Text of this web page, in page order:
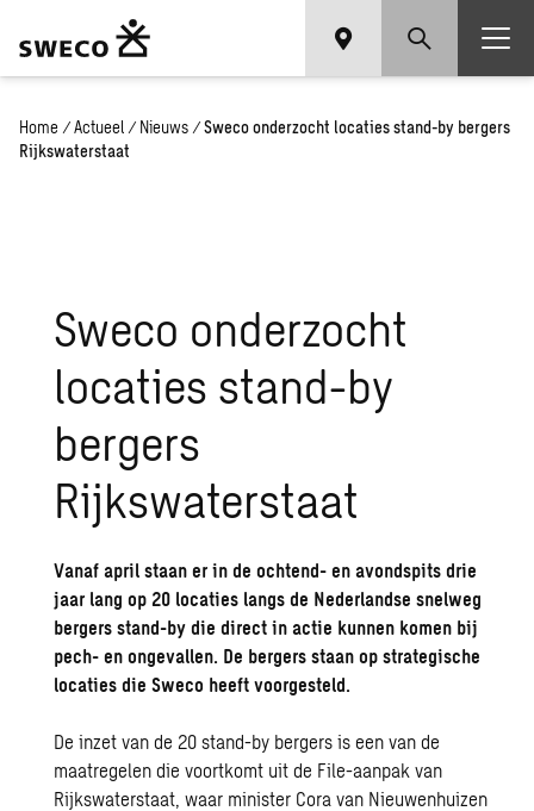
Home / Actueel / Nieuws / Sweco onderzocht locaties stand-by bergers
Rijkswaterstaat
Sweco onderzocht
locaties stand-by
bergers
Rijkswaterstaat
Vanaf april staan er in de ochtend- en avondspits drie
jaar lang op 20 locaties langs de Nederlandse snelweg
bergers stand-by die direct in actie kunnen komen bij
pech- en ongevallen. De bergers staan op strategische
locaties die Sweco heeft voorgesteld.
De inzet van de 20 stand-by bergers is een van de
maatregelen die voortkomt uit de File-aanpak van
Rijkswaterstaat, waar minister Cora van Nieuwenhuizen